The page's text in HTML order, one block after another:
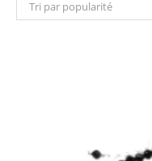
Tri par popularité